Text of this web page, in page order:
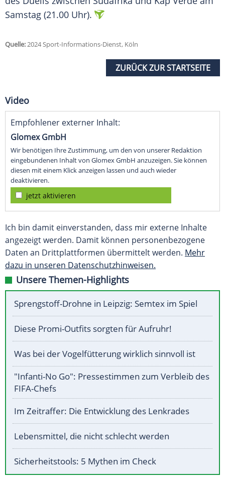
Samstag (21.00 Uhr).
Quelle:2024 Sport-Informations-Dienst, Köln
ZURÜCK ZUR STARTSEITE
Video
Empfohlener externer Inhalt:
Glomex GmbH
Wir benötigen Ihre Zustimmung, um den von unserer Redaktion
eingebundenen Inhalt von Glomex GmbH anzuzeigen. Sie können
diesen mit einem Klick anzeigen lassen und auch wieder
deaktivieren.
jetzt aktivieren
Ich bin damit einverstanden, dass mir externe Inhalte
angezeigt werden. Damit können personenbezogene
Daten an Drittplattformen übermittelt werden. Mehr
dazu in unseren Datenschutzhinweisen.
Unsere Themen-Highlights
Sprengstoff-Drohne in Leipzig: Semtex im Spiel
Diese Promi-Outfits sorgten für Aufruhr!
Was bei der Vogelfütterung wirklich sinnvoll ist
"Infanti-No Go": Pressestimmen zum Verbleib des
FIFA-Chefs
Im Zeitraffer: Die Entwicklung des Lenkrades
Lebensmittel, die nicht schlecht werden
Sicherheitstools: 5 Mythen im Check